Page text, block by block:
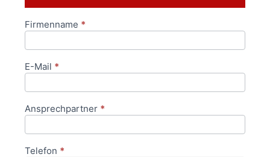
Anfrageformular
Firmenname *
E-Mail *
Ansprechpartner *
Telefon *